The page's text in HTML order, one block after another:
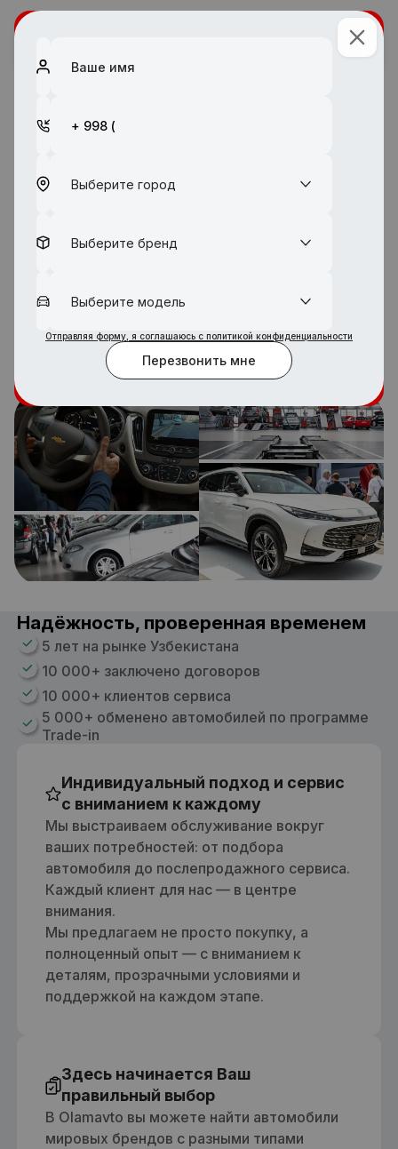
Olamavto
— это современный автокомплекс с
продуманной инфраструктурой, индивидуальным
Мы предлагаем широкий выбор новых и подержанных
автомобилей, трейд-ин, тест-драйвы, официальную
покупки.
Olamavto — это технологии, комфорт и надёжность,
объединённые в одном пространстве. Здесь
начинается ваш правильный автомобильный выбор.
Надёжность, проверенная временем
5 лет на рынке Узбекистана
10 000+ заключено договоров
10 000+ клиентов сервиса
5 000+ обменено автомобилей по программе
Trade-in
Индивидуальный подход и сервис
с вниманием к каждому
Мы выстраиваем обслуживание вокруг
ваших потребностей: от подбора
автомобиля до послепродажного сервиса.
Каждый клиент для нас — в центре
внимания.
Мы предлагаем не просто покупку, а
полноценный опыт — с вниманием к
деталям, прозрачными условиями и
поддержкой на каждом этапе.
Здесь начинается Ваш
правильный выбор
В Olamavto вы можете найти автомобили
мировых брендов с разными типами
Обратная связь
Выберите город
Выберите бренд
Выберите модель
Отправляя форму, я соглашаюсь с политикой конфиденциальности
Перезвонить мне